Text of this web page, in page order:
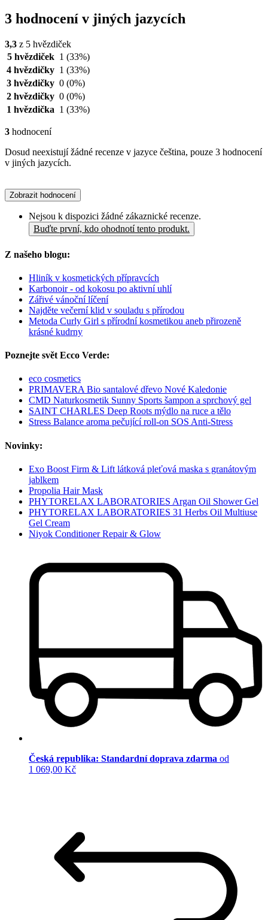
3 hodnocení v jiných jazycích
3,3 z 5 hvězdiček
5 hvězdiček 1 (33%)
4 hvězdičky 1 (33%)
3 hvězdičky 0 (0%)
2 hvězdičky 0 (0%)
1 hvězdička 1 (33%)
3 hodnocení
Dosud neexistují žádné recenze v jazyce čeština, pouze 3 hodnocení
v jiných jazycích.
Zobrazit hodnocení
Nejsou k dispozici žádné zákaznické recenze.
Buďte první, kdo ohodnotí tento produkt.
Z našeho blogu:
Hliník v kosmetických přípravcích
Karbonoir - od kokosu po aktivní uhlí
Zářivé vánoční líčení
Najděte večerní klid v souladu s přírodou
Metoda Curly Girl s přírodní kosmetikou aneb přirozeně
krásné kudrny
Poznejte svět Ecco Verde:
eco cosmetics
PRIMAVERA Bio santalové dřevo Nové Kaledonie
CMD Naturkosmetik Sunny Sports šampon a sprchový gel
SAINT CHARLES Deep Roots mýdlo na ruce a tělo
Stress Balance aroma pečující roll-on SOS Anti-Stress
Novinky:
Exo Boost Firm & Lift látková pleťová maska s granátovým
jablkem
Propolia Hair Mask
PHYTORELAX LABORATORIES Argan Oil Shower Gel
PHYTORELAX LABORATORIES 31 Herbs Oil Multiuse
Gel Cream
Niyok Conditioner Repair & Glow
Česká republika: Standardní doprava zdarma od
1 069,00 Kč